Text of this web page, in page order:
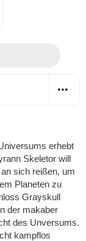
erhebt
Skeletor will
sich reißen, um
Planeten zu
Grayskull
der makaber
des Unversums.
kampflos